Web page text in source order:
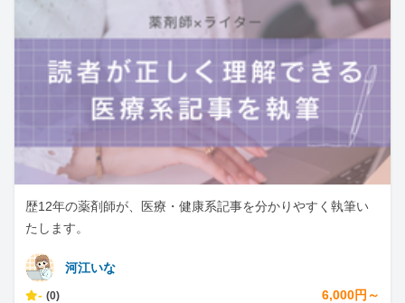
歴12年の薬剤師が、医療・健康系記事を分かりやすく執筆い
たします。
河江いな
- (0) 6,000円～